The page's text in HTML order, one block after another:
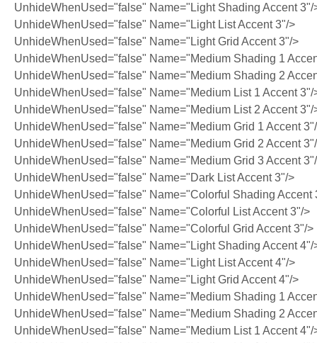
UnhideWhenUsed="false" Name="Light Shading Accent 3"/
UnhideWhenUsed="false" Name="Light List Accent 3"/>
UnhideWhenUsed="false" Name="Light Grid Accent 3"/>
UnhideWhenUsed="false" Name="Medium Shading 1
UnhideWhenUsed="false" Name="Medium Shading 2
UnhideWhenUsed="false" Name="Medium List 1 Accent 3"/
UnhideWhenUsed="false" Name="Medium List 2 Accent 3"/
UnhideWhenUsed="false" Name="Medium Grid 1 Accent
UnhideWhenUsed="false" Name="Medium Grid 2 Accent
UnhideWhenUsed="false" Name="Medium Grid 3 Accent
UnhideWhenUsed="false" Name="Dark List Accent 3"/>
UnhideWhenUsed="false" Name="Colorful Shading Accent
UnhideWhenUsed="false" Name="Colorful List Accent 3"/>
UnhideWhenUsed="false" Name="Colorful Grid Accent 3"/>
UnhideWhenUsed="false" Name="Light Shading Accent 4"/
UnhideWhenUsed="false" Name="Light List Accent 4"/>
UnhideWhenUsed="false" Name="Light Grid Accent 4"/>
UnhideWhenUsed="false" Name="Medium Shading 1
UnhideWhenUsed="false" Name="Medium Shading 2
UnhideWhenUsed="false" Name="Medium List 1 Accent 4"/